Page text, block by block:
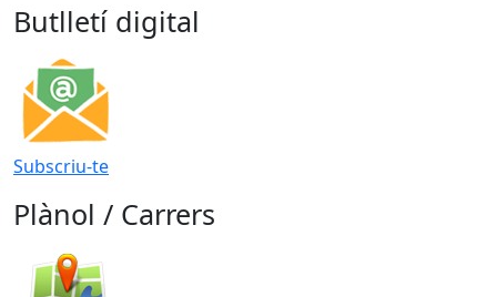
Butlletí digital
Subscriu-te
Plànol / Carrers